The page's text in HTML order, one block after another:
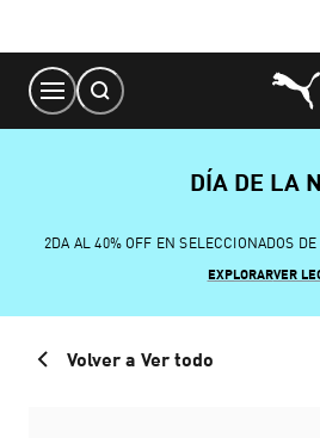
Content
DÍA DE LA
2DA AL 40% OFF EN SELECCIONADOS
EXPLORARVER
Volver a Ver todo